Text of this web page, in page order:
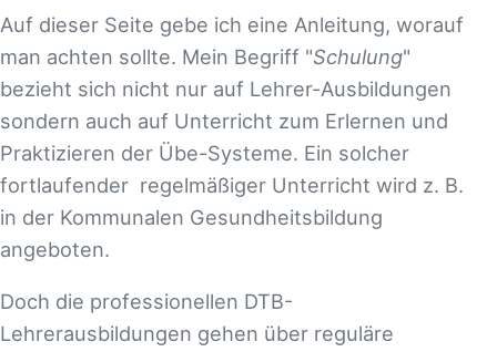
Auf dieser Seite gebe ich eine Anleitung, worauf
man achten sollte. Mein Begriff "Schulung"
bezieht sich nicht nur auf Lehrer-Ausbildungen
sondern auch auf Unterricht zum Erlernen und
Praktizieren der Übe-Systeme. Ein solcher
fortlaufender regelmäßiger Unterricht wird z. B.
in der Kommunalen Gesundheitsbildung
angeboten.
Doch die professionellen DTB-
Lehrerausbildungen gehen über reguläre